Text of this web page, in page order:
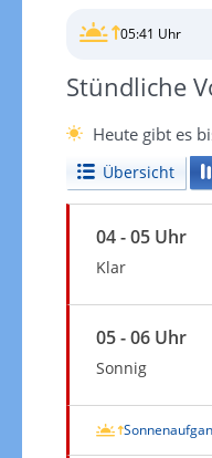
05:41 Uhr
Stündliche
Heute gibt es
Übersicht
04 - 05 Uhr
Klar
05 - 06 Uhr
Sonnig